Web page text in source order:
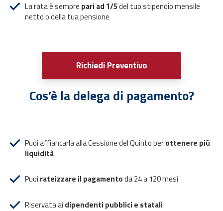
La rata è sempre pari ad 1/5del tuo stipendio mensile
netto o della tua pensione
Richiedi Preventivo
Cos’è la delega di pagamento?
Puoi affiancarla alla Cessione del Quinto perottenere più
liquidità
Puoi rateizzare il pagamentoda 24 a 120 mesi
Riservata ai dipendenti pubblici e statali